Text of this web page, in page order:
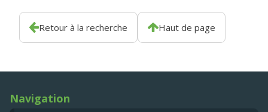
Retour à la recherche Haut de page
Navigation